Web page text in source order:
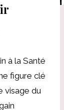
à la Santé
figure clé
visage du